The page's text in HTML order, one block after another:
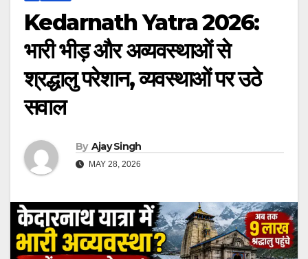
Kedarnath Yatra 2026:
भारी भीड़ और अव्यवस्थाओं से
श्रद्धालु परेशान, व्यवस्थाओं पर उठे
सवाल
By Ajay Singh
MAY 28, 2026